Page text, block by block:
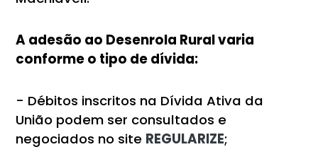
A adesão ao Desenrola Rural varia
conforme o tipo de dívida:
- Débitos inscritos na Dívida Ativa da
União podem ser consultados e
negociados no site REGULARIZE;